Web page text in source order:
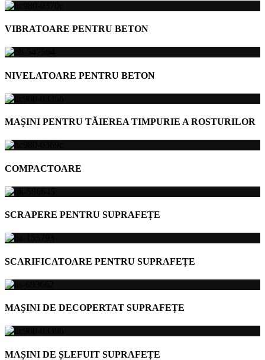
VIBRATOARE PENTRU BETON
NIVELATOARE PENTRU BETON
MAȘINI PENTRU TĂIEREA TIMPURIE A ROSTURILOR
COMPACTOARE
SCRAPERE PENTRU SUPRAFEȚE
SCARIFICATOARE PENTRU SUPRAFEȚE
MAȘINI DE DECOPERTAT SUPRAFEȚE
MAȘINI DE ȘLEFUIT SUPRAFEȚE